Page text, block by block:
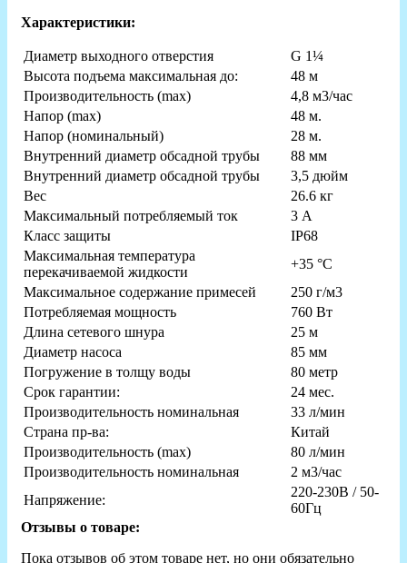
Характеристики:
Диаметр выходного отверстия
G 1¼
Высота подъема максимальная до:
48 м
Производительность (max)
4,8 м3/час
Напор (max)
48 м.
Напор (номинальный)
28 м.
Внутренний диаметр обсадной трубы
88 мм
Внутренний диаметр обсадной трубы
3,5 дюйм
Вес
26.6 кг
Максимальный потребляемый ток
3 А
Класс защиты
IP68
Максимальная температура
перекачиваемой жидкости
+35 °С
Максимальное содержание примесей
250 г/м3
Потребляемая мощность
760 Вт
Длина сетевого шнура
25 м
Диаметр насоса
85 мм
Погружение в толщу воды
80 метр
Срок гарантии:
24 мес.
Производительность номинальная
33 л/мин
Страна пр-ва:
Китай
Производительность (max)
80 л/мин
Производительность номинальная
2 м3/час
Напряжение:
220-230В / 50-
60Гц
Отзывы о товаре:
Пока отзывов об этом товаре нет, но они обязательно